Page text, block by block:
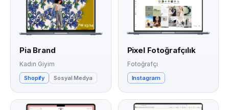
Pia Brand
Kadın Giyim
Shopify Sosyal Medya
Pixel Fotoğrafçılık
Fotoğrafçı
Instagram